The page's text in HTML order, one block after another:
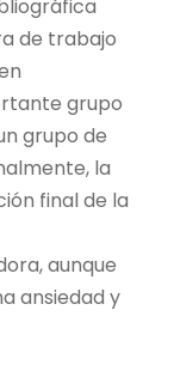
de trabajo
grupo
grupo de
la
final de la
aunque
ansiedad y